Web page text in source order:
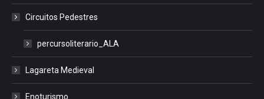
Circuitos Pedestres
percursoliterario_ALA
Lagareta Medieval
Enoturismo